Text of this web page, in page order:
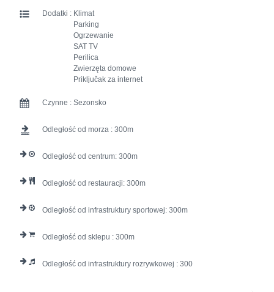
Dodatki : Klimat
Parking
Ogrzewanie
SAT TV
Perilica
Zwierzęta domowe
Priključak za internet
Czynne : Sezonsko
Odległość od morza : 300
Odległość od centrum: 300
Odległość od restauracji: 300
Odległość od infrastruktury sportowej: 300
Odległość od sklepu : 300
Odległość od infrastruktury rozrywkowej : 300